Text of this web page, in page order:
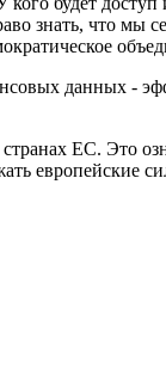
знать, что мы
данных -
ЕС. Это
европейские